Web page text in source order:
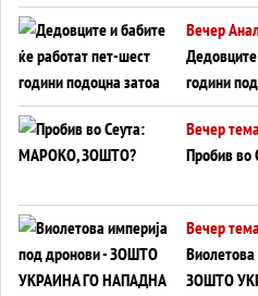
Вечер
години
ВНУЦИ ДА
Вечер тема
Пробив
Вечер тема
ЗОШТО